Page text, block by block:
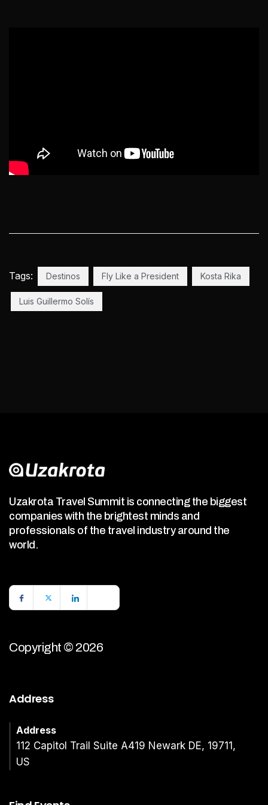
Tags: Destinos Fly Like a President Kosta Rika
Luis Guillermo Solís
Uzakrota Travel Summit is connecting the biggest
companies with the brightest minds and
professionals of the travel industry around the
world.
Copyright © 2026
Address
Address
112 Capitol Trail Suite A419 Newark DE, 19711,
US